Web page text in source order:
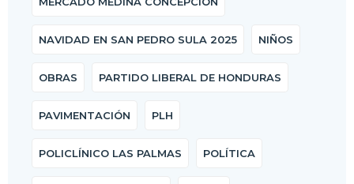
NAVIDAD EN SAN PEDRO SULA 2025 NIÑOS
OBRAS PARTIDO LIBERAL DE HONDURAS
PAVIMENTACIÓN PLH
POLICLÍNICO LAS PALMAS POLÍTICA